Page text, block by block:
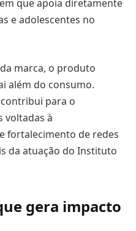
que apoia diretamente
e adolescentes no
marca, o produto
além do consumo.
para o
voltadas à
fortalecimento de redes
da atuação do Instituto
gera impacto